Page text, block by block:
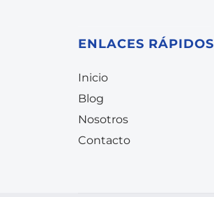
ENLACES RÁPIDOS
Inicio
Blog
Nosotros
Contacto